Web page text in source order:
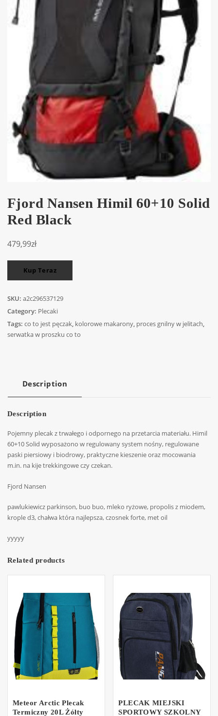
Fjord Nansen Himil 60+10 Solid
Red Black
479,99zł
Kup Teraz
SKU: a2c296537129
Category: Plecaki
Tags: co to jest pęczak, kolorowe makarony, proces gnilny w jelitach,
serwatka w proszku co to
Description
Description
Pojemny plecak z trwałego i odpornego na przetarcia materiału. Himil
60+10 Solid wyposażono w regulowany system nośny, regulowane
paski piersiowy i biodrowy, praktyczne kieszenie oraz mocowania
m.in. na kije trekkingowe czy czekan.
Fjord Nansen
pawlukiewicz parkinson, buo buo, mleko ryżowe, propolis z miodem,
krople d3, chałwa która najlepsza, czosnek forte, met oil
yyyyy
Related products
Meteor Arctic Plecak
Termiczny 20L Żółty
PLECAK MIEJSKI
SPORTOWY SZKOLNY